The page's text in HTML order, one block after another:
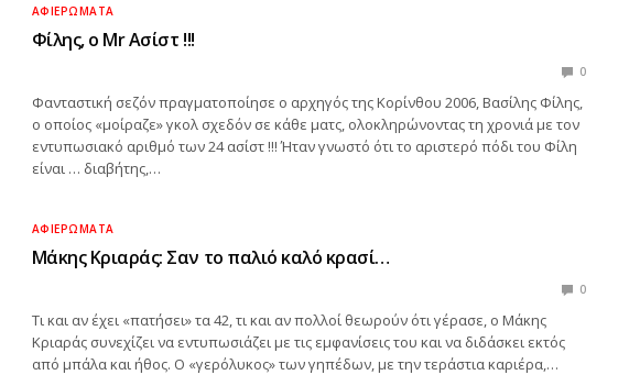
ΑΦΙΕΡΏΜΑΤΑ
Φίλης, ο Mr Ασίστ !!!
0
Φανταστική σεζόν πραγματοποίησε ο αρχηγός της Κορίνθου 2006, Βασίλης Φίλης,
ο οποίος «μοίραζε» γκολ σχεδόν σε κάθε ματς, ολοκληρώνοντας τη χρονιά με τον
εντυπωσιακό αριθμό των 24 ασίστ !!! Ήταν γνωστό ότι το αριστερό πόδι του Φίλη
είναι … διαβήτης,…
ΑΦΙΕΡΏΜΑΤΑ
Μάκης Κριαράς: Σαν το παλιό καλό κρασί…
0
Τι και αν έχει «πατήσει» τα 42, τι και αν πολλοί θεωρούν ότι γέρασε, ο Μάκης
Κριαράς συνεχίζει να εντυπωσιάζει με τις εμφανίσεις του και να διδάσκει εκτός
από μπάλα και ήθος. Ο «γερόλυκος» των γηπέδων, με την τεράστια καριέρα,…